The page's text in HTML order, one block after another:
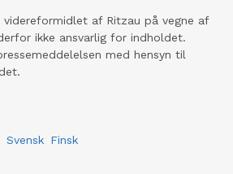
videreformidlet af Ritzau på vegne af
ikke ansvarlig for indholdet.
med hensyn til
Svensk Finsk